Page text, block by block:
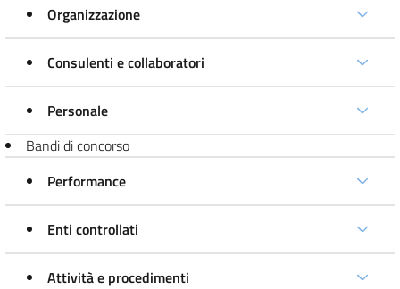
Organizzazione
Consulenti e collaboratori
Personale
Bandi di concorso
Performance
Enti controllati
Attività e procedimenti